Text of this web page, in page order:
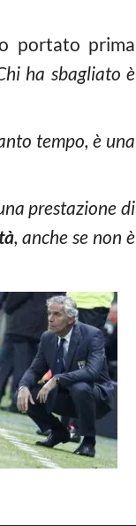
portato prima
ha sbagliato è
tempo, è una
prestazione di
, anche se non è